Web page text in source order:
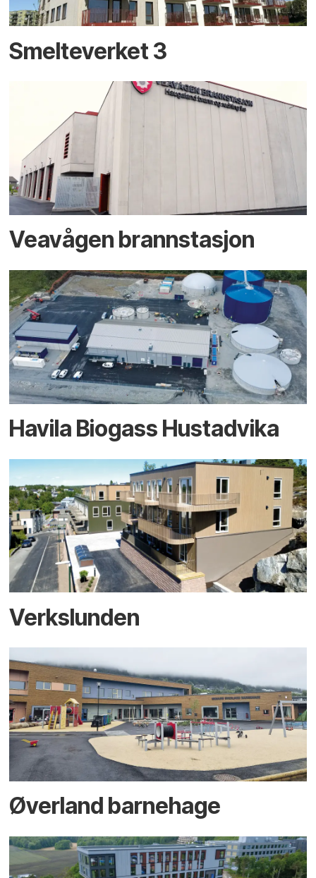
Smelteverket 3
Veavågen brannstasjon
Havila Biogass Hustadvika
Verkslunden
Øverland barnehage